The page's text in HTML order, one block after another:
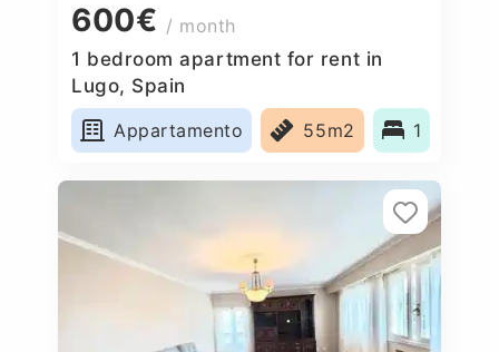
600€ / month
1 bedroom apartment for rent in
Lugo, Spain
Appartamento
55m2 1